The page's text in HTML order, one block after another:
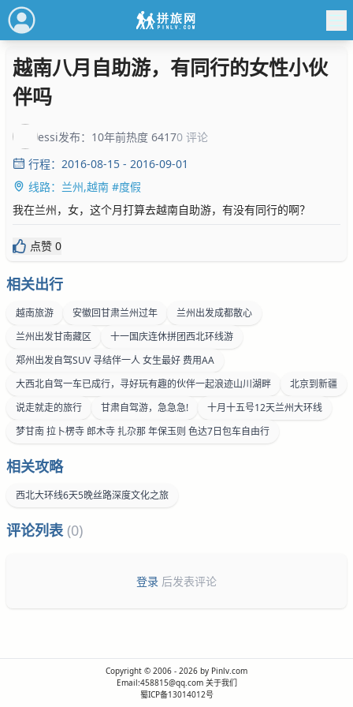
越南八月自助游，有同行的女性小伙
伴吗
essi发布：10年前热度 64170 评论
行程：2016-08-15 - 2016-09-01
线路：兰州,越南 #度假
我在兰州，女，这个月打算去越南自助游，有没有同行的啊？
点赞 0
相关出行
越南旅游 安徽回甘肃兰州过年
兰州出发成都散心
兰州出发甘南藏区
十一国庆连休拼团西北环线游
郑州出发自驾SUV 寻结伴一人 女生最好 费用AA
大西北自驾一车已成行，寻好玩有趣的伙伴一起浪迹山川湖畔
北京到新疆
说走就走的旅行
甘肃自驾游，急急急!
十月十五号12天兰州大环线
梦甘南 拉卜楞寺 郎木寺 扎尕那 年保玉则 色达7日包车自由行
相关攻略
西北大环线6天5晚丝路深度文化之旅
评论列表(0)
登录 后发表评论
Copyright © 2006 - 2026 by Pinlv.com
Email:458815@qq.com 关于我们
蜀ICP备13014012号